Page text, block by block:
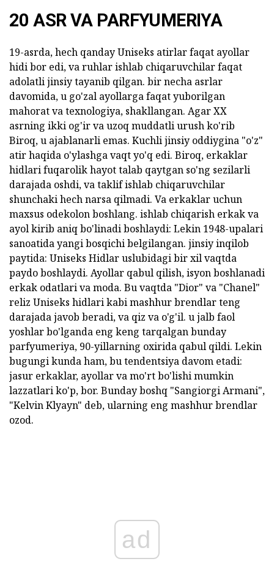
20 ASR VA PARFYUMERIYA
19-asrda, hech qanday Uniseks atirlar faqat ayollar
hidi bor edi, va ruhlar ishlab chiqaruvchilar faqat
adolatli jinsiy tayanib qilgan. bir necha asrlar
davomida, u go'zal ayollarga faqat yuborilgan
mahorat va texnologiya, shakllangan. Agar XX
asrning ikki og'ir va uzoq muddatli urush ko'rib
Biroq, u ajablanarli emas. Kuchli jinsiy oddiygina "o'z"
atir haqida o'ylashga vaqt yo'q edi. Biroq, erkaklar
hidlari fuqarolik hayot talab qaytgan so'ng sezilarli
darajada oshdi, va taklif ishlab chiqaruvchilar
shunchaki hech narsa qilmadi. Va erkaklar uchun
maxsus odekolon boshlang. ishlab chiqarish erkak va
ayol kirib aniq bo'linadi boshlaydi: Lekin 1948-upalari
sanoatida yangi bosqichi belgilangan. jinsiy inqilob
paytida: Uniseks Hidlar uslubidagi bir xil vaqtda
paydo boshlaydi. Ayollar qabul qilish, isyon boshlanadi
erkak odatlari va moda. Bu vaqtda "Dior" va "Chanel"
reliz Uniseks hidlari kabi mashhur brendlar teng
darajada javob beradi, va qiz va o'g'il. u jalb faol
yoshlar bo'lganda eng keng tarqalgan bunday
parfyumeriya, 90-yillarning oxirida qabul qildi. Lekin
bugungi kunda ham, bu tendentsiya davom etadi:
jasur erkaklar, ayollar va mo'rt bo'lishi mumkin
lazzatlari ko'p, bor. Bunday boshq "Sangiorgi Armani",
"Kelvin Klyayn" deb, ularning eng mashhur brendlar
ozod.
ad